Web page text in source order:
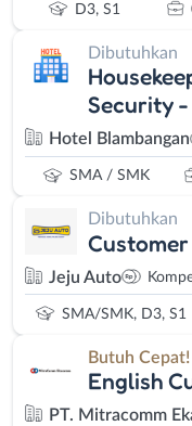
D3, S1
Dibutuhkan
Security
Hotel Blambangan
SMA / SMK
Dibutuhkan
Jeju Auto
SMA/SMK, D3, S1
Butuh Cepat!
English
PT. Mitracomm